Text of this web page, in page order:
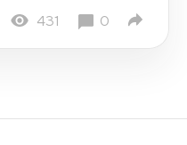
431 0